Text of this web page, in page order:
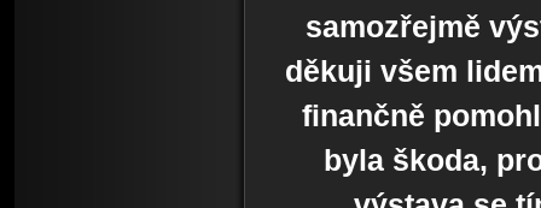
samozřejmě
děkuji všem
finančně
byla škoda,